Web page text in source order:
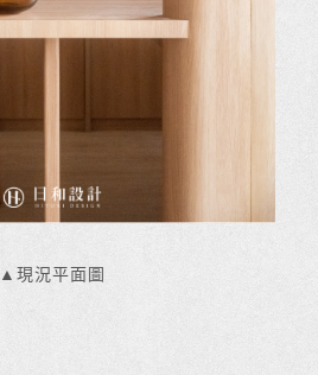
▲現況平面圖